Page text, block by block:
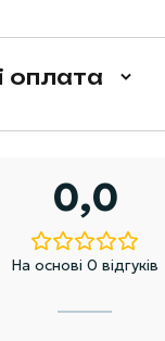
оплата
0,0
На основі 0 відгуків